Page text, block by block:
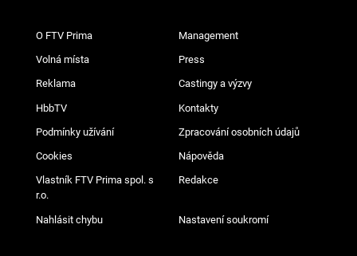
O FTV Prima Management
Volná místa Press
Reklama Castingy a výzvy
HbbTV Kontakty
Podmínky užívání Zpracování osobních údajů
Cookies Nápověda
Vlastník FTV Prima spol. s
r.o.
Redakce
Nahlásit chybu Nastavení soukromí